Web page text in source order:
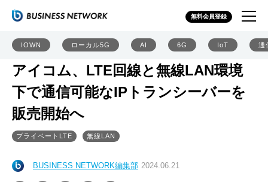
無料会員登録
IOWN ローカル5G AI 6G IoT 通
アイコム、LTE回線と無線LAN環境
下で通信可能なIPトランシーバーを
販売開始へ
プライベートLTE 無線LAN
BUSINESS NETWORK編集部 2024.06.21